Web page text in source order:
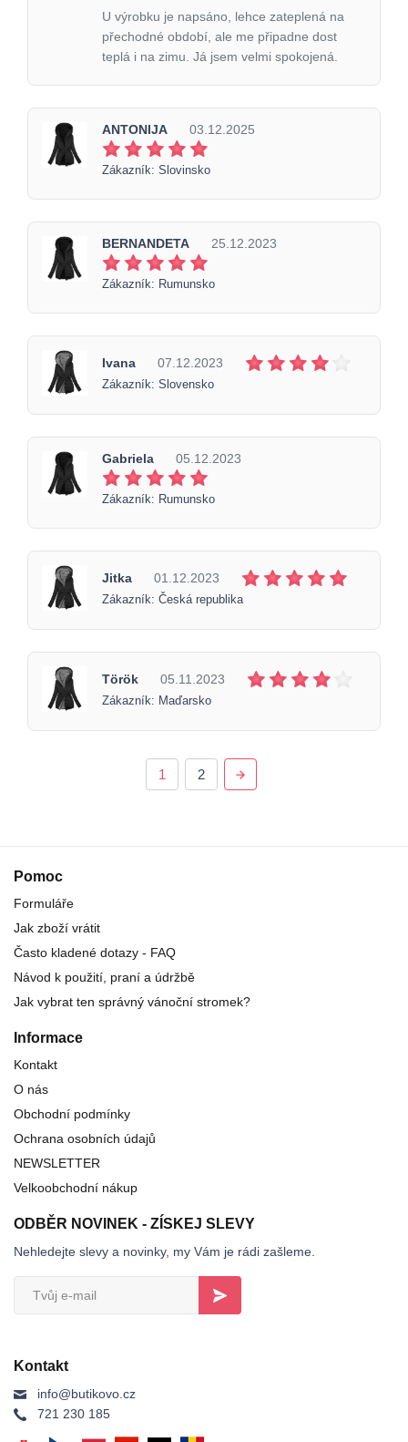
U výrobku je napsáno, lehce zateplená na
přechodné období, ale me připadne dost
teplá i na zimu. Já jsem velmi spokojená.
ANTONIJA 03.12.2025
Zákazník: Slovinsko
BERNANDETA 25.12.2023
Zákazník: Rumunsko
Ivana 07.12.2023
Zákazník: Slovensko
Gabriela 05.12.2023
Zákazník: Rumunsko
Jitka 01.12.2023
Zákazník: Česká republika
Török 05.11.2023
Zákazník: Maďarsko
1 2
Pomoc
Formuláře
Jak zboží vrátit
Často kladené dotazy - FAQ
Návod k použití, praní a údržbě
Jak vybrat ten správný vánoční stromek?
Informace
Kontakt
O nás
Obchodní podmínky
Ochrana osobních údajů
NEWSLETTER
Velkoobchodní nákup
ODBĚR NOVINEK - ZÍSKEJ SLEVY
Nehledejte slevy a novinky, my Vám je rádi zašleme.
Kontakt
info@butikovo.cz
721 230 185